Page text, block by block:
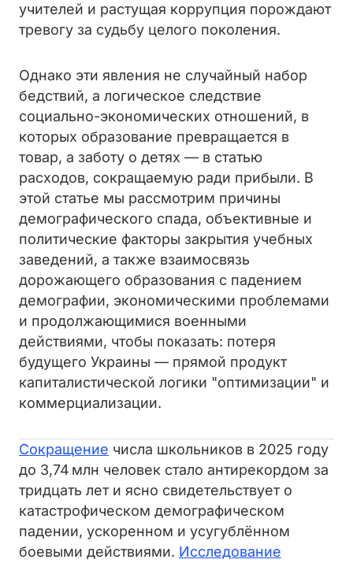
учителей и растущая коррупция порождают
тревогу за судьбу целого поколения.
Однако эти явления не случайный набор
бедствий, а логическое следствие
социально-экономических отношений, в
которых образование превращается в
товар, а заботу о детях — в статью
расходов, сокращаемую ради прибыли. В
этой статье мы рассмотрим причины
демографического спада, объективные и
политические факторы закрытия учебных
заведений, а также взаимосвязь
дорожающего образования с падением
демографии, экономическими проблемами
и продолжающимися военными
действиями, чтобы показать: потеря
будущего Украины — прямой продукт
капиталистической логики "оптимизации" и
коммерциализации.
Сокращение числа школьников в 2025 году
до 3,74 млн человек стало антирекордом за
тридцать лет и ясно свидетельствует о
катастрофическом демографическом
падении, ускоренном и усугублённом
боевыми действиями. Исследование